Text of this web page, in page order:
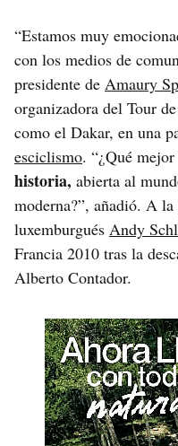
“Estamos muy
con los medios de
presidente de Amaury
organizadora del Tour
como el Dakar, en una
esciclismo. “¿Qué
historia, abierta al
moderna?”, añadió. A
luxemburgués Andy
Francia 2010 tras la
Alberto Contador.